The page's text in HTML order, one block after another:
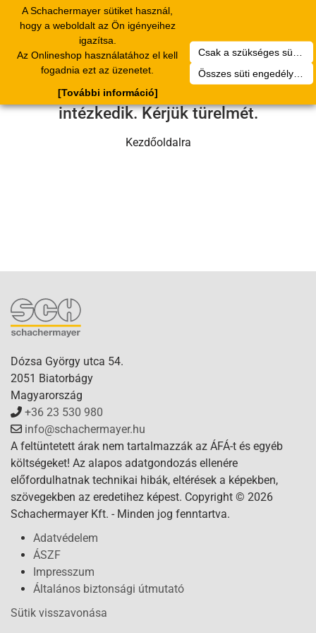
A Schachermayer sütiket használ,
hogy a weboldalt az Ön igényeihez
igazítsa.
Az Onlineshop használatához el kell
fogadnia ezt az üzenetet.
Összes süti engedélyezése
[További információ]
navigation
Sajnos technikai hiba történt.
Szervizcsapatunk hamarosan
intézkedik. Kérjük türelmét.
Kezdőoldalra
Dózsa György utca 54.
2051 Biatorbágy
Magyarország
+36 23 530 980
info@schachermayer.hu
A feltüntetett árak nem tartalmazzák az ÁFÁ-t és egyéb
költségeket! Az alapos adatgondozás ellenére
előfordulhatnak technikai hibák, eltérések a képekben,
szövegekben az eredetihez képest. Copyright © 2026
Schachermayer Kft. - Minden jog fenntartva.
Adatvédelem
ÁSZF
Impresszum
Általános biztonsági útmutató
Sütik visszavonása